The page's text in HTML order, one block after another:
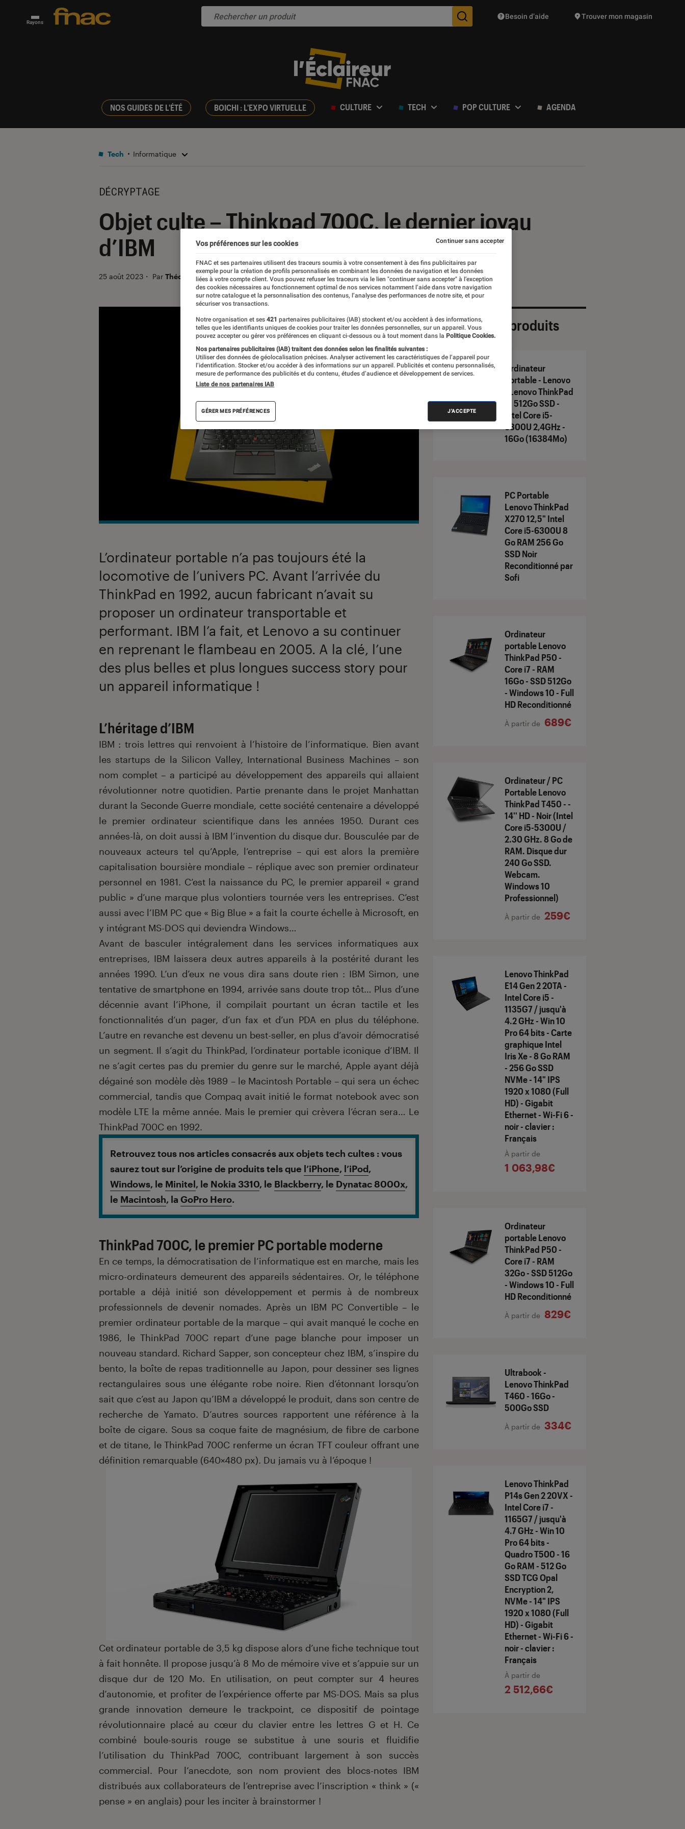
Rayons Des suggestions de produits vont vous être proposées
Besoin d’aide Trouver mon magasin
NOS GUIDES DE L'ÉTÉ BOICHI : L'EXPO VIRTUELLE CULTURE TECH POP CULTURE AGENDA
Tech Informatique
DÉCRYPTAGE
Objet culte – Thinkpad 700C, le dernier joyau
d’IBM
25 août 2023 ・ Par Théo
L’ordinateur portable n’a pas toujours été la
locomotive de l’univers PC. Avant l’arrivée du
ThinkPad en 1992, aucun fabricant n’avait su
proposer un ordinateur transportable et
performant. IBM l’a fait, et Lenovo a su continuer
en reprenant le flambeau en 2005. A la clé, l’une
des plus belles et plus longues success story pour
un appareil informatique !
L’héritage d’IBM
IBM : trois lettres qui renvoient à l’histoire de l’informatique. Bien avant
les startups de la Silicon Valley, International Business Machines – son
nom complet – a participé au développement des appareils qui allaient
révolutionner notre quotidien. Partie prenante dans le projet Manhattan
durant la Seconde Guerre mondiale, cette société centenaire a développé
le premier ordinateur scientifique dans les années 1950. Durant ces
années-là, on doit aussi à IBM l’invention du disque dur. Bousculée par de
nouveaux acteurs tel qu’Apple, l’entreprise – qui est alors la première
capitalisation boursière mondiale – réplique avec son premier ordinateur
personnel en 1981. C’est la naissance du PC, le premier appareil « grand
public » d’une marque plus volontiers tournée vers les entreprises. C’est
aussi avec l’IBM PC que « Big Blue » a fait la courte échelle à Microsoft, en
y intégrant MS-DOS qui deviendra Windows…
Avant de basculer intégralement dans les services informatiques aux
entreprises, IBM laissera deux autres appareils à la postérité durant les
années 1990. L’un d’eux ne vous dira sans doute rien : IBM Simon, une
tentative de smartphone en 1994, arrivée sans doute trop tôt… Plus d’une
décennie avant l’iPhone, il compilait pourtant un écran tactile et les
fonctionnalités d’un pager, d’un fax et d’un PDA en plus du téléphone.
L’autre en revanche est devenu un best-seller, en plus d’avoir démocratisé
un segment. Il s’agit du ThinkPad, l’ordinateur portable iconique d’IBM. Il
ne s’agit certes pas du premier du genre sur le marché, Apple ayant déjà
dégainé son modèle dès 1989 – le Macintosh Portable – qui sera un échec
commercial, tandis que Compaq avait initié le format notebook avec son
modèle LTE la même année. Mais le premier qui crèvera l’écran sera… Le
ThinkPad 700C en 1992.
Retrouvez tous nos articles consacrés aux objets tech cultes : vous
saurez tout sur l’origine de produits tels que l’iPhone, l’iPod,
Windows, le Minitel, le Nokia 3310, le Blackberry, le Dynatac 8000x,
le Macintosh, la GoPro Hero.
ThinkPad 700C, le premier PC portable moderne
En ce temps, la démocratisation de l’informatique est en marche, mais les
micro-ordinateurs demeurent des appareils sédentaires. Or, le téléphone
portable a déjà initié son développement et permis à de nombreux
professionnels de devenir nomades. Après un IBM PC Convertible – le
premier ordinateur portable de la marque – qui avait manqué le coche en
1986, le ThinkPad 700C repart d’une page blanche pour imposer un
nouveau standard. Richard Sapper, son concepteur chez IBM, s’inspire du
bento, la boîte de repas traditionnelle au Japon, pour dessiner ses lignes
rectangulaires sous une élégante robe noire. Rien d’étonnant lorsqu’on
sait que c’est au Japon qu’IBM a développé le produit, dans son centre de
recherche de Yamato. D’autres sources rapportent une référence à la
boîte de cigare. Sous sa coque faite de magnésium, de fibre de carbone
et de titane, le ThinkPad 700C renferme un écran TFT couleur offrant une
définition remarquable (640×480 px). Du jamais vu à l’époque !
Cet ordinateur portable de 3,5 kg dispose alors d’une fiche technique tout
à fait honnête. Il propose jusqu’à 8 Mo de mémoire vive et s’appuie sur un
disque dur de 120 Mo. En utilisation, on peut compter sur 4 heures
d’autonomie, et profiter de l’expérience offerte par MS-DOS. Mais sa plus
grande innovation demeure le trackpoint, ce dispositif de pointage
révolutionnaire placé au cœur du clavier entre les lettres G et H. Ce
combiné boule-souris rouge se substitue à une souris et fluidifie
l’utilisation du ThinkPad 700C, contribuant largement à son succès
commercial. Pour l’anecdote, son nom provient des blocs-notes IBM
distribués aux collaborateurs de l’entreprise avec l’inscription « think » («
pense » en anglais) pour les inciter à brainstormer !
Sélection de produits
Ordinateur
portable - Lenovo
- Lenovo ThinkPad
- - 512Go SSD -
Intel Core i5-
6300U 2,4GHz -
16Go (16384Mo)
PC Portable
Lenovo ThinkPad
X270 12,5" Intel
Core i5-6300U 8
Go RAM 256 Go
SSD Noir
Reconditionné par
Sofi
Ordinateur
portable Lenovo
ThinkPad P50 -
Core i7 - RAM
16Go - SSD 512Go
- Windows 10 - Full
HD Reconditionné
À partir de 689€
Ordinateur / PC
Portable Lenovo
ThinkPad T450 - -
14'' HD - Noir (Intel
Core i5-5300U /
2.30 GHz. 8 Go de
RAM. Disque dur
240 Go SSD.
Webcam.
Windows 10
Professionnel)
À partir de 259€
Lenovo ThinkPad
E14 Gen 2 20TA -
Intel Core i5 -
1135G7 / jusqu'à
4.2 GHz - Win 10
Pro 64 bits - Carte
graphique Intel
Iris Xe - 8 Go RAM
- 256 Go SSD
NVMe - 14" IPS
1920 x 1080 (Full
HD) - Gigabit
Ethernet - Wi-Fi 6 -
noir - clavier :
Français
À partir de
1 063,98€
Ordinateur
portable Lenovo
ThinkPad P50 -
Core i7 - RAM
32Go - SSD 512Go
- Windows 10 - Full
HD Reconditionné
À partir de 829€
Ultrabook -
Lenovo ThinkPad
T460 - 16Go -
500Go SSD
À partir de 334€
Lenovo ThinkPad
P14s Gen 2 20VX -
Intel Core i7 -
1165G7 / jusqu'à
4.7 GHz - Win 10
Pro 64 bits -
Quadro T500 - 16
Go RAM - 512 Go
SSD TCG Opal
Encryption 2,
NVMe - 14" IPS
1920 x 1080 (Full
HD) - Gigabit
Ethernet - Wi-Fi 6 -
noir - clavier :
Français
À partir de
2 512,66€
Vos préférences sur les cookies
FNAC et ses partenaires utilisent des traceurs soumis à votre consentement à des fins publicitaires par
exemple pour la création de profils personnalisés en combinant les données de navigation et les données
liées à votre compte client. Vous pouvez refuser les traceurs via le lien "continuer sans accepter" à l’exception
des cookies nécessaires au fonctionnement optimal de nos services notamment l’aide dans votre navigation
sur notre catalogue et la personnalisation des contenus, l’analyse des performances de notre site, et pour
sécuriser vos transactions.
Notre organisation et ses 421 partenaires publicitaires (IAB) stockent et/ou accèdent à des informations,
telles que les identifiants uniques de cookies pour traiter les données personnelles, sur un appareil. Vous
pouvez accepter ou gérer vos préférences en cliquant ci-dessous ou à tout moment dans la Politique Cookies.
Nos partenaires publicitaires (IAB) traitent des données selon les finalités suivantes :
Utiliser des données de géolocalisation précises. Analyser activement les caractéristiques de l’appareil pour
l’identification. Stocker et/ou accéder à des informations sur un appareil. Publicités et contenu personnalisés,
mesure de performance des publicités et du contenu, études d’audience et développement de services.
Liste de nos partenaires IAB
GÉRER MES PRÉFÉRENCES J'ACCEPTE
Continuer sans accepter